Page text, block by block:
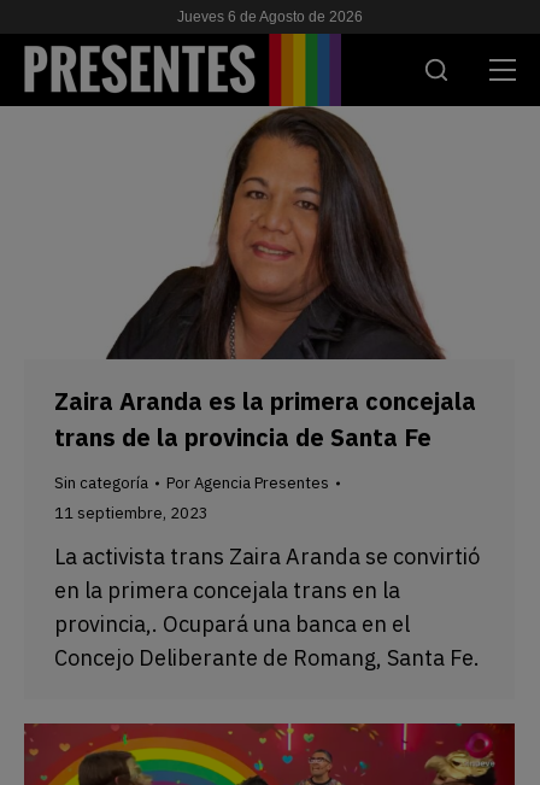
Jueves 6 de Agosto de 2026
APOYANOS
Zaira Aranda es la primera concejala
trans de la provincia de Santa Fe
Sin categoría PorAgencia Presentes
11 septiembre, 2023
La activista trans Zaira Aranda se convirtió
en la primera concejala trans en la
provincia,. Ocupará una banca en el
Concejo Deliberante de Romang, Santa Fe.